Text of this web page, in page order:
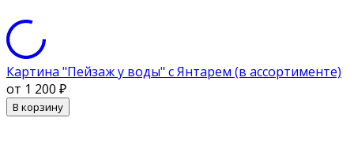
Картина "Пейзаж у воды" с Янтарем (в ассортименте)
от 1 200 ₽
В корзину